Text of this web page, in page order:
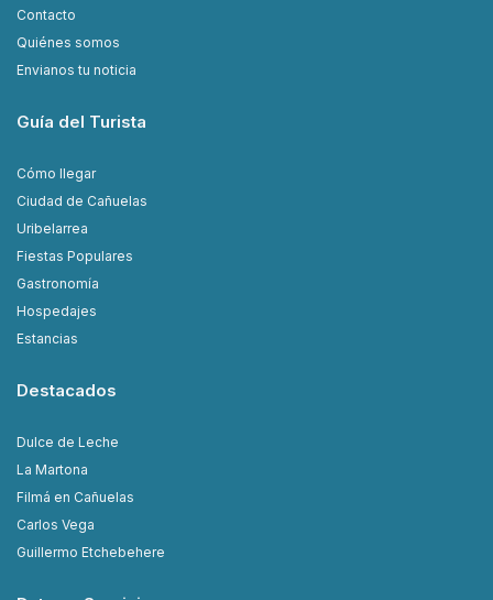
Contacto
Quiénes somos
Envianos tu noticia
Guía del Turista
Cómo llegar
Ciudad de Cañuelas
Uribelarrea
Fiestas Populares
Gastronomía
Hospedajes
Estancias
Destacados
Dulce de Leche
La Martona
Filmá en Cañuelas
Carlos Vega
Guillermo Etchebehere